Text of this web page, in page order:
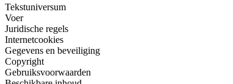
Tekstuniversum
Voer
Juridische regels
Internetcookies
Gegevens en beveiliging
Copyright
Gebruiksvoorwaarden